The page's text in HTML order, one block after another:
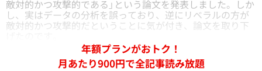
敵対的かつ攻撃的である」という論文を発表しました。しか
し、実はデータの分析を誤っており、逆にリベラルの方が
敵対的かつ攻撃的だということに気が付き、論文を取り下
年額プランがおトク！
月あたり900円で全記事読み放題